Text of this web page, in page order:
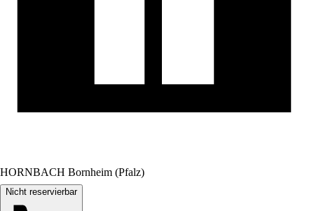
HORNBACH Bornheim (Pfalz)
Nicht reservierbar